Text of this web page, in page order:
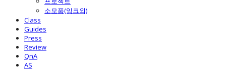
소모품(잉크외)
Class
Guides
Press
Review
QnA
AS